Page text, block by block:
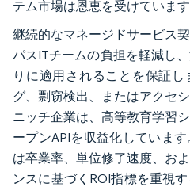
テム市場は恩恵を受けています
継続的なマネージドサービス
パスITチームの負担を軽減し
りに適用されることを保証
グ、剽窃検出、またはアクセ
ニッチ企業は、高等教育学習
ープンAPIを収益化していま
は卒業率、単位修了速度、お
ンスに基づくROI指標を重視